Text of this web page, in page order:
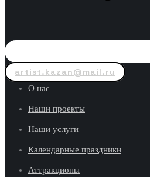
artist.kazan@mail.ru
О нас
Наши проекты
Наши услуги
Календарные праздники
Аттракционы